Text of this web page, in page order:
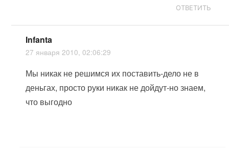
ОТВЕТИТЬ
Infanta
27 января 2010, 02:06:29
Мы никак не решимся их поставить-дело не в
деньгах, просто руки никак не дойдут-но знаем,
что выгодно